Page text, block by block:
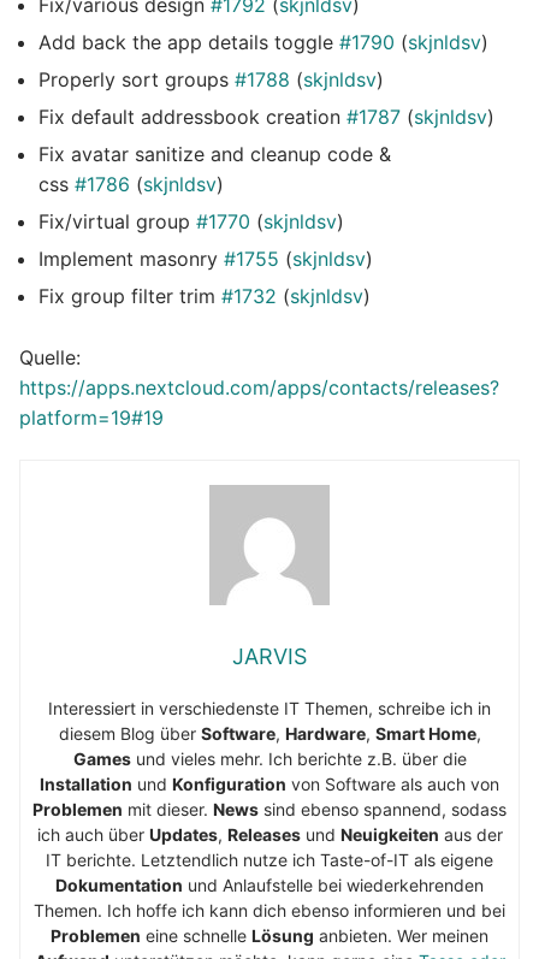
Add back the app details toggle #1790 (skjnldsv)
Properly sort groups #1788 (skjnldsv)
Fix default addressbook creation #1787 (skjnldsv)
Fix avatar sanitize and cleanup code &
css #1786 (skjnldsv)
Fix/virtual group #1770 (skjnldsv)
Implement masonry #1755 (skjnldsv)
Fix group filter trim #1732 (skjnldsv)
Quelle:
https://apps.nextcloud.com/apps/contacts/releases?
platform=19#19
JARVIS
Interessiert in verschiedenste IT Themen, schreibe ich in
diesem Blog über Software, Hardware, Smart Home,
Gamesund vieles mehr. Ich berichte z.B. über die
Installation und Konfiguration von Software als auch von
Problemen mit dieser. News sind ebenso spannend, sodass
ich auch über Updates, Releasesund Neuigkeiten aus der
IT berichte. Letztendlich nutze ich Taste-of-IT als eigene
Dokumentation und Anlaufstelle bei wiederkehrenden
Themen. Ich hoffe ich kann dich ebenso informieren und bei
Problemen eine schnelle Lösung anbieten. Wer meinen